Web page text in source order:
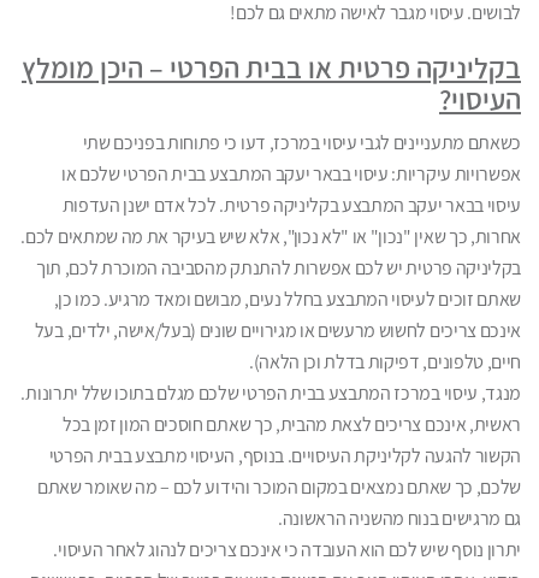
לבושים. עיסוי מגבר לאישה מתאים גם לכם!
בקליניקה פרטית או בבית הפרטי – היכן מומלץ
העיסוי?
כשאתם מתעניינים לגבי עיסוי במרכז, דעו כי פתוחות בפניכם שתי
אפשרויות עיקריות: עיסוי בבאר יעקב המתבצע בבית הפרטי שלכם או
עיסוי בבאר יעקב המתבצע בקליניקה פרטית. לכל אדם ישנן העדפות
אחרות, כך שאין "נכון" או "לא נכון", אלא שיש בעיקר את מה שמתאים לכם.
בקליניקה פרטית יש לכם אפשרות להתנתק מהסביבה המוכרת לכם, תוך
שאתם זוכים לעיסוי המתבצע בחלל נעים, מבושם ומאד מרגיע. כמו כן,
אינכם צריכים לחשוש מרעשים או מגירויים שונים (בעל/אישה, ילדים, בעל
חיים, טלפונים, דפיקות בדלת וכן הלאה).
מנגד, עיסוי במרכז המתבצע בבית הפרטי שלכם מגלם בתוכו שלל יתרונות.
ראשית, אינכם צריכים לצאת מהבית, כך שאתם חוסכים המון זמן בכל
הקשור להגעה לקליניקת העיסויים. בנוסף, העיסוי מתבצע בבית הפרטי
שלכם, כך שאתם נמצאים במקום המוכר והידוע לכם – מה שאומר שאתם
גם מרגישים בנוח מהשניה הראשונה.
יתרון נוסף שיש לכם הוא העובדה כי אינכם צריכים לנהוג לאחר העיסוי.